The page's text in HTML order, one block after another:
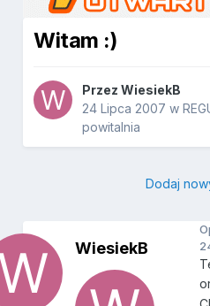
Witam :)
PrzezWiesiekB
24 Lipca 2007 w
powitalnia
Dodaj
WiesiekB